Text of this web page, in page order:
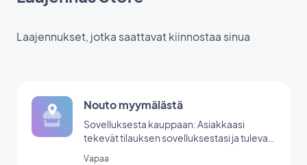
Laajennukset, jotka saattavat kiinnostaa sinua
Nouto myymälästä
Sovelluksesta kauppaan: Asiakkaasi
tekevät tilauksen sovelluksestasi ja tulevat
Vapaa